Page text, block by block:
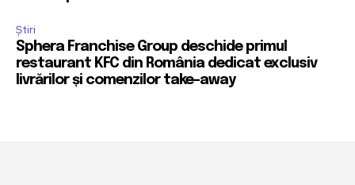
Știri
Sphera Franchise Group deschide primul
restaurant KFC din România dedicat exclusiv
livrărilor și comenzilor take-away